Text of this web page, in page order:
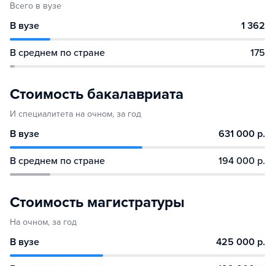
Всего в вузе
В вузе 1 362
В среднем по стране 175
Стоимость бакалавриата
И специалитета на очном, за год
В вузе 631 000 р.
В среднем по стране 194 000 р.
Стоимость магистратуры
На очном, за год
В вузе 425 000 р.